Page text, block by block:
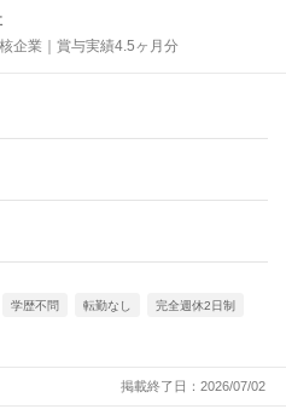
企業｜賞与実績4.5ヶ月分
学歴不問 転勤なし 完全週休2日制
掲載終了日：2026/07/02